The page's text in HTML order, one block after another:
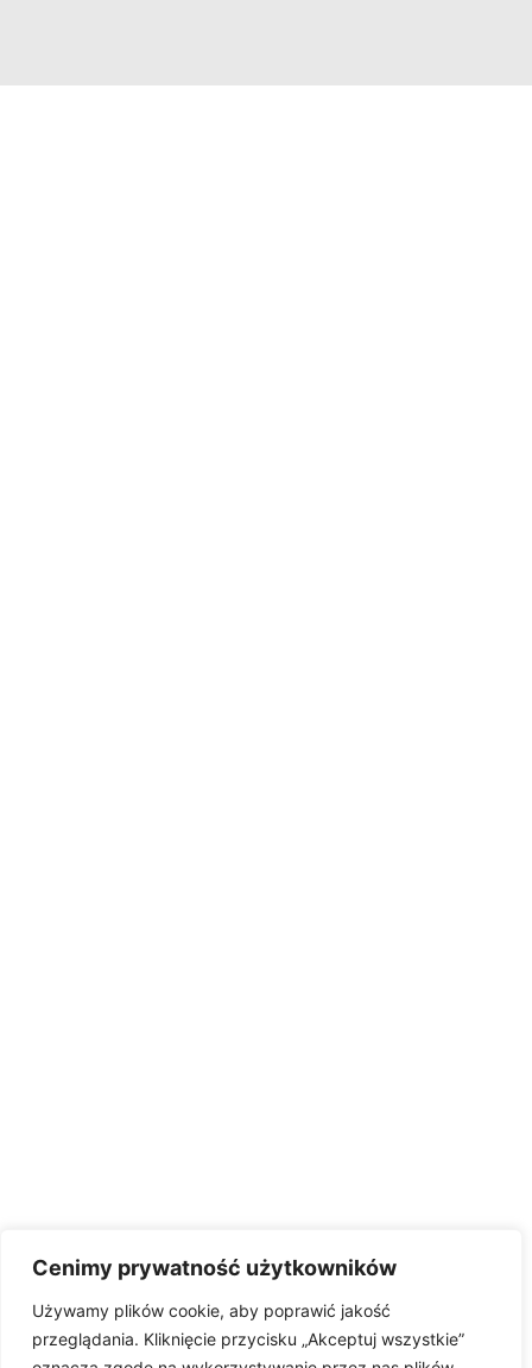
Cenimy prywatność użytkowników
Używamy plików cookie, aby poprawić jakość
przeglądania. Kliknięcie przycisku „Akceptuj wszystkie”